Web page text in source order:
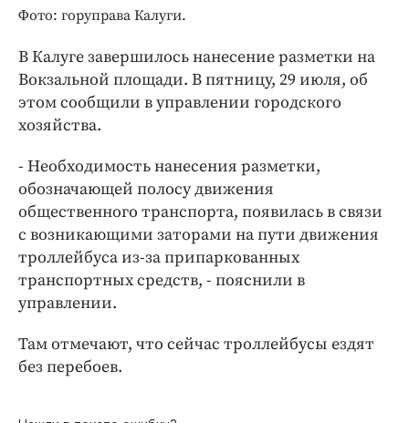
Спорт
Экономика и бизнес
ПРОЕКТЫ
Блоги
Издания
Медиаперсона
Интересное чтиво
Клиника года
Бренд года
Работодатель года
Фото: горуправа Калуги.
В Калуге завершилось нанесение разметки на
Вокзальной площади. В пятницу, 29 июля, об
этом сообщили в управлении городского
хозяйства.
- Необходимость нанесения разметки,
обозначающей полосу движения
общественного транспорта, появилась в связи
с возникающими заторами на пути движения
троллейбуса из-за припаркованных
транспортных средств, - пояснили в
управлении.
Там отмечают, что сейчас троллейбусы ездят
без перебоев.